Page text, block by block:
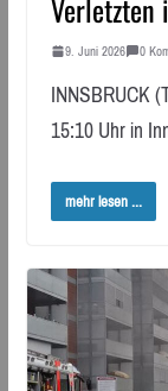
Verletzten
9. Juni 2026 0
INNSBRUCK
15:10 Uhr in
mehr lesen ...